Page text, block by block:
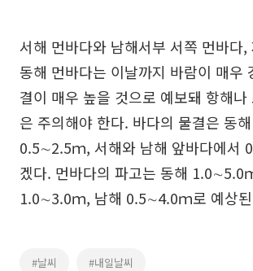
서해 먼바다와 남해서부 서쪽 먼바다,
동해 먼바다는 이날까지 바람이 매우
결이 매우 높을 것으로 예보돼 항해나
은 주의해야 한다. 바다의 물결은 동
0.5∼2.5ｍ, 서해와 남해 앞바다에서
겠다. 먼바다의 파고는 동해 1.0∼5.0
1.0∼3.0ｍ, 남해 0.5∼4.0ｍ로 예상
#날씨 #내일날씨